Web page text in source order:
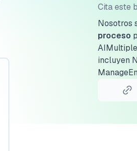
Cita este
Nosotros
proceso
incluyen